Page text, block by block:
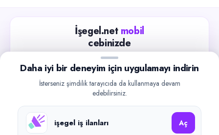
İşegel.net mobil
cebinizde
Güncel iş ilanlarını takip edin, işverenlerle hızlıca
iletişime geçin.
Google Play
Daha iyi bir deneyim için uygulamayı indirin
İsterseniz şimdilik tarayıcıda da kullanmaya devam
edebilirsiniz.
işegel iş ilanları Aç